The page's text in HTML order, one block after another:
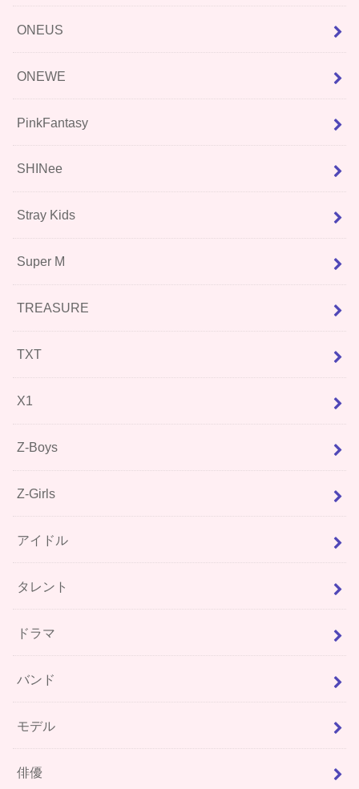
ONEUS
ONEWE
PinkFantasy
SHINee
Stray Kids
Super M
TREASURE
TXT
X1
Z-Boys
Z-Girls
アイドル
タレント
ドラマ
バンド
モデル
俳優